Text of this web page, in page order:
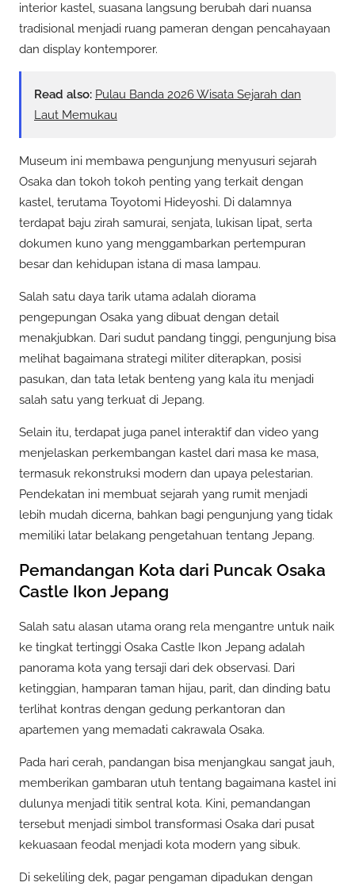
interior kastel, suasana langsung berubah dari nuansa
tradisional menjadi ruang pameran dengan pencahayaan
dan display kontemporer.
Read also: Pulau Banda 2026 Wisata Sejarah dan
Laut Memukau
Museum ini membawa pengunjung menyusuri sejarah
Osaka dan tokoh tokoh penting yang terkait dengan
kastel, terutama Toyotomi Hideyoshi. Di dalamnya
terdapat baju zirah samurai, senjata, lukisan lipat, serta
dokumen kuno yang menggambarkan pertempuran
besar dan kehidupan istana di masa lampau.
Salah satu daya tarik utama adalah diorama
pengepungan Osaka yang dibuat dengan detail
menakjubkan. Dari sudut pandang tinggi, pengunjung bisa
melihat bagaimana strategi militer diterapkan, posisi
pasukan, dan tata letak benteng yang kala itu menjadi
salah satu yang terkuat di Jepang.
Selain itu, terdapat juga panel interaktif dan video yang
menjelaskan perkembangan kastel dari masa ke masa,
termasuk rekonstruksi modern dan upaya pelestarian.
Pendekatan ini membuat sejarah yang rumit menjadi
lebih mudah dicerna, bahkan bagi pengunjung yang tidak
memiliki latar belakang pengetahuan tentang Jepang.
Pemandangan Kota dari Puncak Osaka
Castle Ikon Jepang
Salah satu alasan utama orang rela mengantre untuk naik
ke tingkat tertinggi Osaka Castle Ikon Jepang adalah
panorama kota yang tersaji dari dek observasi. Dari
ketinggian, hamparan taman hijau, parit, dan dinding batu
terlihat kontras dengan gedung perkantoran dan
apartemen yang memadati cakrawala Osaka.
Pada hari cerah, pandangan bisa menjangkau sangat jauh,
memberikan gambaran utuh tentang bagaimana kastel ini
dulunya menjadi titik sentral kota. Kini, pemandangan
tersebut menjadi simbol transformasi Osaka dari pusat
kekuasaan feodal menjadi kota modern yang sibuk.
Di sekeliling dek, pagar pengaman dipadukan dengan